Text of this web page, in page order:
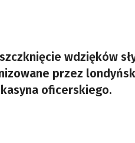
wdzięków
przez
oficerskiego.